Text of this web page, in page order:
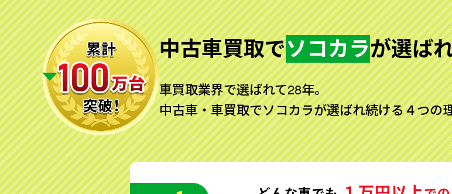
中古車買取でソコカラが選ば
車買取業界で選ばれて28年。
中古車・車買取でソコカラが選ばれ続ける４つの